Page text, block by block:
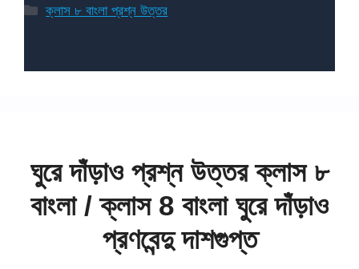
Categories
ক্লাস ৮ বাংলা প্রশ্ন উত্তর
ঘুরে দাঁড়াও প্রশ্ন উত্তর ক্লাস ৮
বাংলা / ক্লাস 8 বাংলা ঘুরে দাঁড়াও
প্রণবেন্দু দাশগুপ্ত